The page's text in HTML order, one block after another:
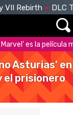
VII Rebirth DLC
es la película
Asturias' en
el prisionero